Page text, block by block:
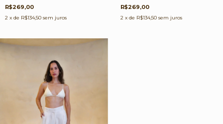
R$269,00
2 x de R$134,50 sem juros
R$269,00
2 x de R$134,50 sem juros